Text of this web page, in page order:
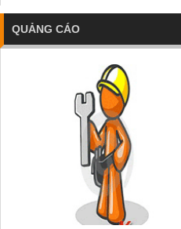
QUẢNG CÁO